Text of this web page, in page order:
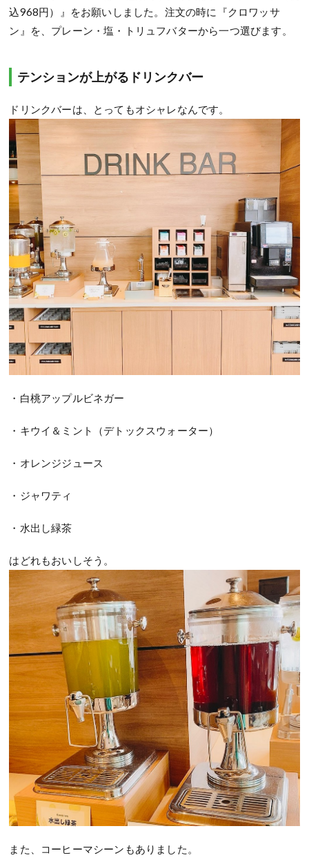
込968円）』をお願いしました。注文の時に『クロワッサ
ン』を、プレーン・塩・トリュフバターから一つ選びます。
テンションが上がるドリンクバー
ドリンクバーは、とってもオシャレなんです。
・白桃アップルビネガー
・キウイ＆ミント（デトックスウォーター）
・オレンジジュース
・ジャワティ
・水出し緑茶
はどれもおいしそう。
また、コーヒーマシーンもありました。